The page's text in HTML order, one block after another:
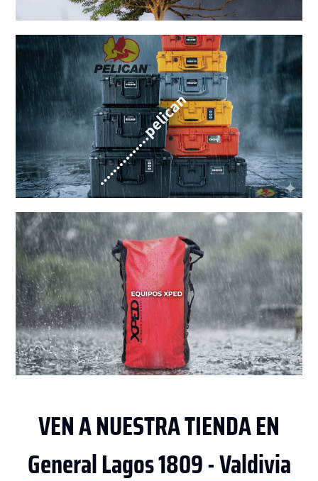
VEN A NUESTRA TIENDA EN
General Lagos 1809 - Valdivia